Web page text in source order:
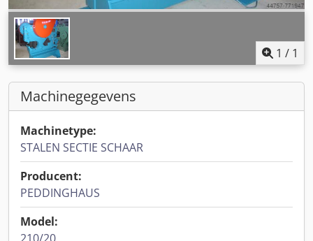
1 / 1
Machinegegevens
Machinetype:
STALEN SECTIE SCHAAR
Producent:
PEDDINGHAUS
Model: